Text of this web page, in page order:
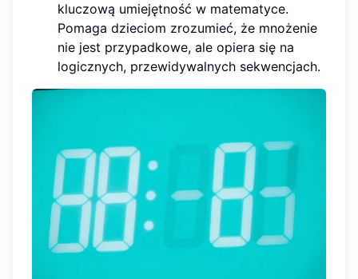
kluczową umiejętność w matematyce.
Pomaga dzieciom zrozumieć, że mnożenie
nie jest przypadkowe, ale opiera się na
logicznych, przewidywalnych sekwencjach.